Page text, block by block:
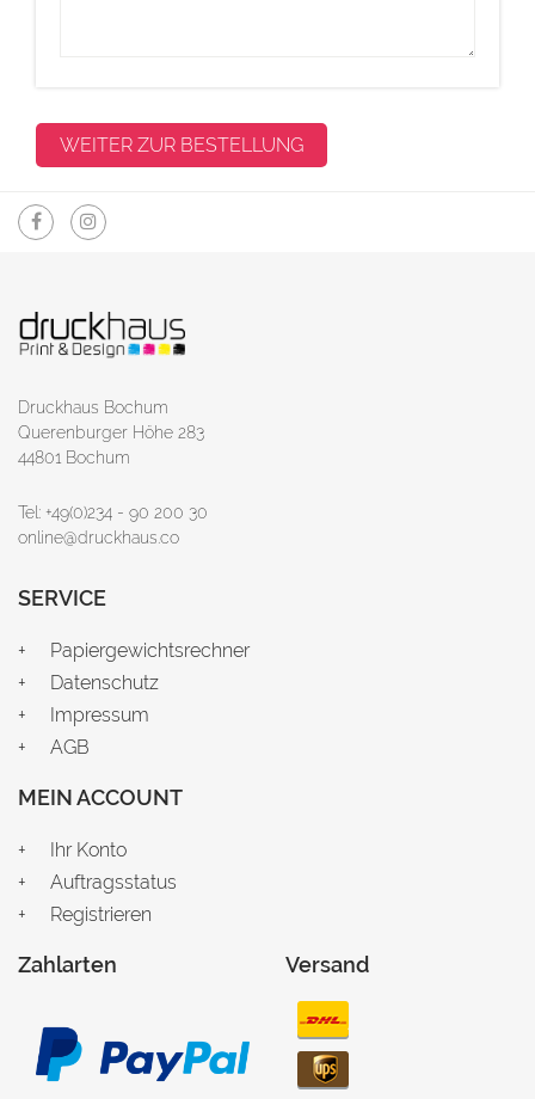
Druckhaus Bochum
Querenburger Höhe 283
44801 Bochum
Tel: +49(0)234 - 90 200 30
online@druckhaus.co
SERVICE
Papiergewichtsrechner
Datenschutz
Impressum
AGB
MEIN ACCOUNT
Ihr Konto
Auftragsstatus
Registrieren
Zahlarten Versand